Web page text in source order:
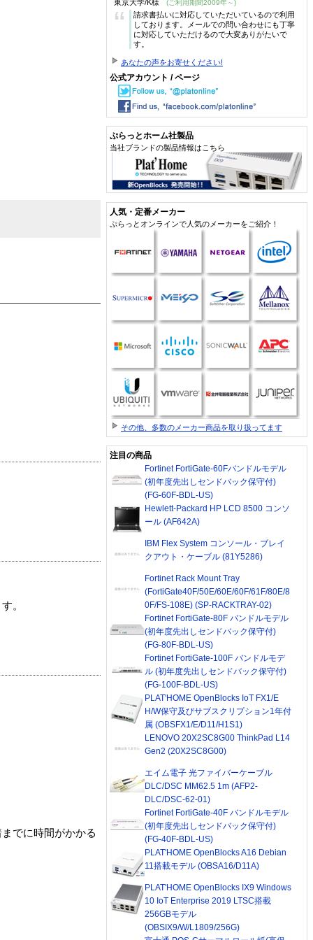
。
でに時間がかかる
東京大学/K様 (ご利用期間2009年～)
“
請求書払いに対応していただいているので利用
しております。メールでの問い合わせにも丁寧
に対応していただけるので大変ありがたいで
す。
あなたの声をお寄せください!
公式アカウント / ページ
ぷらっとホーム社製品
当社ブランドの製品情報はこちら
人気・定番メーカー
ぷらっとオンラインで人気のメーカーをご紹介！
その他、多数のメーカー商品を取り扱ってます
注目の商品
Fortinet FortiGate-60Fバンドルモデル
(初年度先出しセンドバック保守付)
(FG-60F-BDL-US)
Hewlett-Packard HP LCD 8500 コンソ
ール (AF642A)
IBM Flex System コンソール・ブレイ
クアウト・ケーブル (81Y5286)
Fortinet Rack Mount Tray
(FortiGate40F/50E/60E/60F/61F/80E/8
0F/FS-108E) (SP-RACKTRAY-02)
Fortinet FortiGate-80F バンドルモデル
(初年度先出しセンドバック保守付)
(FG-80F-BDL-US)
Fortinet FortiGate-100F バンドルモデ
ル (初年度先出しセンドバック保守付)
(FG-100F-BDL-US)
PLAT'HOME OpenBlocks IoT FX1/E
H/W保守及びサブスクリプション1年付
属 (OBSFX1/E/D11/H1S1)
LENOVO 20X2SC8G00 ThinkPad L14
Gen2 (20X2SC8G00)
エイム電子 光ファイバーケーブル
DLC/DSC MM62.5 1m (AFP2-
DLC/DSC-62-01)
Fortinet FortiGate-40F バンドルモデル
(初年度先出しセンドバック保守付)
(FG-40F-BDL-US)
PLAT'HOME OpenBlocks A16 Debian
11搭載モデル (OBSA16/D11A)
PLAT'HOME OpenBlocks IX9 Windows
10 IoT Enterprise 2019 LTSC搭載
256GBモデル
(OBSIX9/W/L1809/256G)